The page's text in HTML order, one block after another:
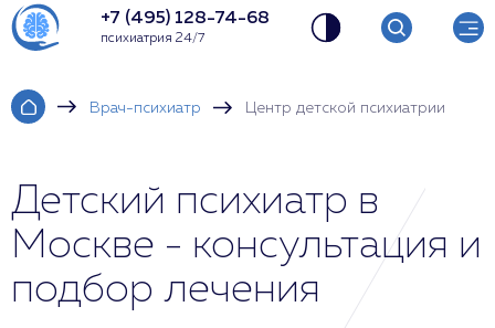
+7 (495) 128-74-68
психиатрия 24/7
Врач-психиатр Центр детской психиатрии
Детский психиатр в
Москве - консультация и
подбор лечения